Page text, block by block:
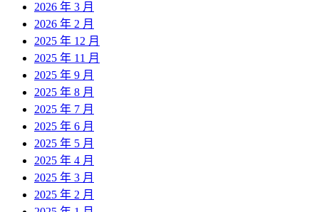
2026 年 3 月
2026 年 2 月
2025 年 12 月
2025 年 11 月
2025 年 9 月
2025 年 8 月
2025 年 7 月
2025 年 6 月
2025 年 5 月
2025 年 4 月
2025 年 3 月
2025 年 2 月